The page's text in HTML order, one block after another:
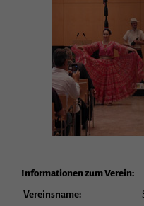
Informationen zum Verein:
Vereinsname: